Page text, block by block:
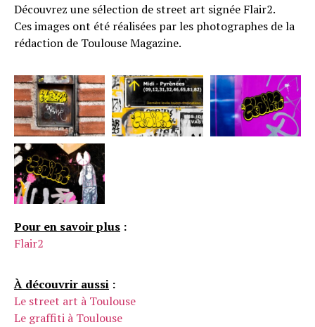
Découvrez une sélection de street art signée Flair2.
Ces images ont été réalisées par les photographes de la
rédaction de Toulouse Magazine.
Pour en savoir plus :
Flair2
À découvrir aussi :
Le street art à Toulouse
Le graffiti à Toulouse